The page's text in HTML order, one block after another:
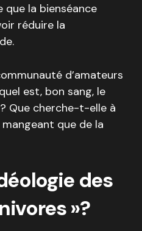
que la bienséance
réduire la
d’amateurs
est, bon sang, le
Que cherche-t-elle à
que de la
des
»?